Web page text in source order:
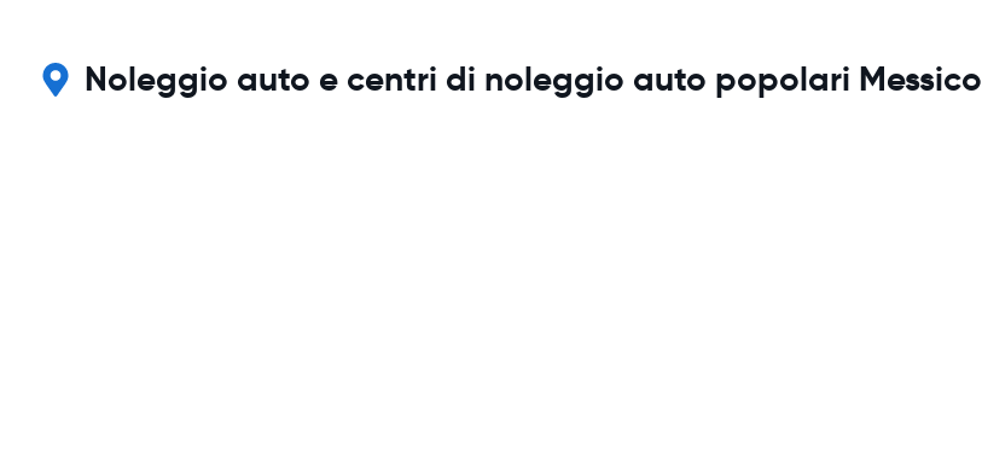
Noleggio auto e centri di noleggio auto popolari Messico